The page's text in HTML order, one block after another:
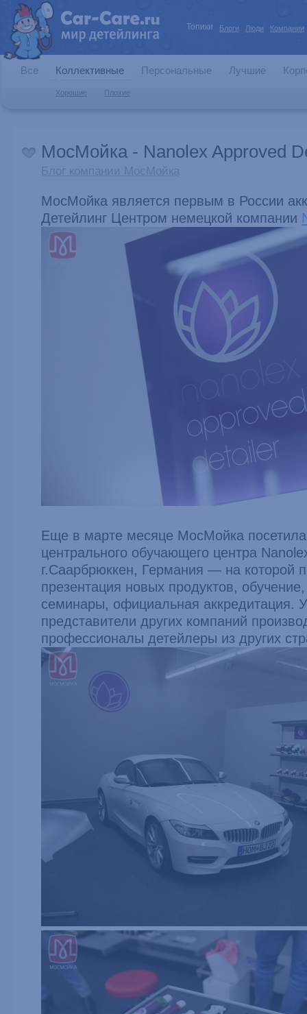
Топики Блоги Люди Компании
Все Коллективные
Хорошие Плохие
Персональные Лучшие
МосМойка - Nanolex Approved
Блог компании МосМойка
МосМойка является первым в России
Детейлинг Центром немецкой компании
Еще в марте месяце МосМойка посетила
центрального обучающего центра
г.Caapбрюккен, Германия — на которой
презентация новых продуктов, обучение,
семинары, официальная аккредитация.
представители других компаний
профессионалы детейлеры из других